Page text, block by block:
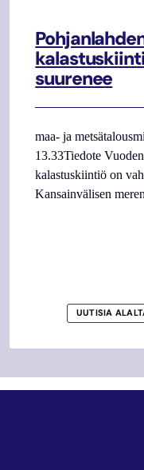
suurenee
maa- ja
13.33Tiedote
kalastuskiintiö on
Kansainvälisen
UUTISIA